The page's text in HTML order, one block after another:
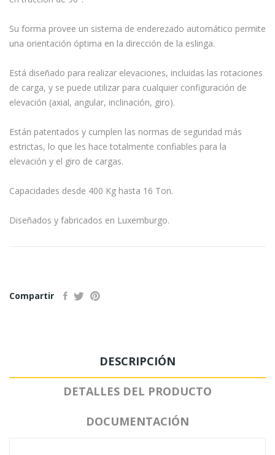
Su forma provee un sistema de enderezado automático permite
una orientación óptima en la dirección de la eslinga.
Está diseñado para realizar elevaciones, incluidas las rotaciones
de carga, y se puede utilizar para cualquier configuración de
elevación (axial, angular, inclinación, giro).
Están patentados y cumplen las normas de seguridad más
estrictas, lo que les hace totalmente confiables para la
elevación y el giro de cargas.
Capacidades desde 400 Kg hasta 16 Ton.
Diseñados y fabricados en Luxemburgo.
Compartir
DESCRIPCIÓN
DETALLES DEL PRODUCTO
DOCUMENTACIÓN